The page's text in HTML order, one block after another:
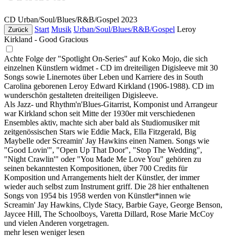
CD Urban/Soul/Blues/R&B/Gospel 2023
Zurück Start Musik Urban/Soul/Blues/R&B/Gospel Leroy
Kirkland - Good Gracious
Achte Folge der "Spotlight On-Series" auf Koko Mojo, die sich
einzelnen Künstlern widmet - CD im dreiteiligen Digisleeve mit 30
Songs sowie Linernotes über Leben und Karriere des in South
Carolina geborenen Leroy Edward Kirkland (1906-1988). CD im
wunderschön gestalteten dreiteiligen Digisleeve.
Als Jazz- und Rhythm'n'Blues-Gitarrist, Komponist und Arrangeur
war Kirkland schon seit Mitte der 1930er mit verschiedenen
Ensembles aktiv, machte sich aber bald als Studiomusiker mit
zeitgenössischen Stars wie Eddie Mack, Ella Fitzgerald, Big
Maybelle oder Screamin' Jay Hawkins einen Namen. Songs wie
"Good Lovin'", "Open Up That Door", "Stop The Wedding",
"Night Crawlin'" oder "You Made Me Love You" gehören zu
seinen bekanntesten Kompositionen, über 700 Credits für
Komposition und Arrangements hielt der Künstler, der immer
wieder auch selbst zum Instrument griff. Die 28 hier enthaltenen
Songs von 1954 bis 1958 werden von Künstler*innen wie
Screamin' Jay Hawkins, Clyde Stacy, Barbie Gaye, George Benson,
Jaycee Hill, The Schoolboys, Varetta Dillard, Rose Marie McCoy
und vielen Anderen vorgetragen.
mehr lesen weniger lesen